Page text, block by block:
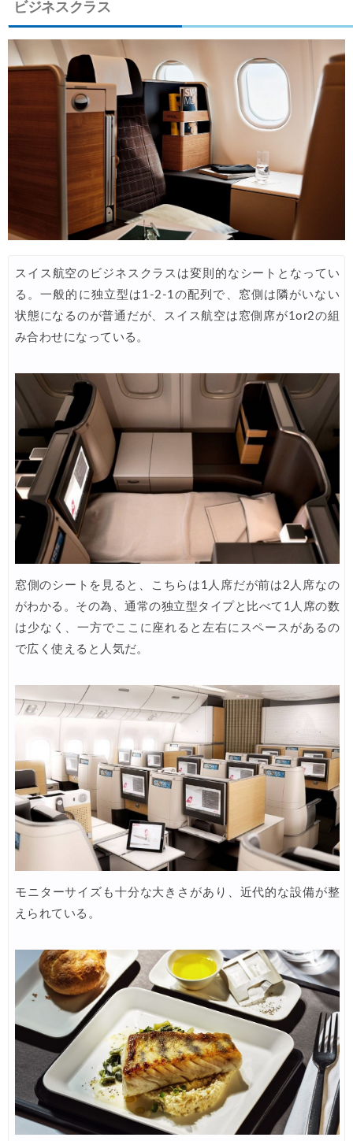
06/30 楽天トラベル) 海外ツアー(サマーSALE) 最大50,000円OFFクー
06/30 楽天トラベル) 海外ツアー 最大30,000円OFFクーポン
06/29 Trip.com) 海外航空券(香港) 最大5,000円OFFクーポン
Trip.com) 韓国旅 最大50%OFFセール
エアトリ) 海外航空券 最大3,000円OFFクーポン
HIS) 海外航空券 2,000円OFFクーポン
HIS) 海外航空券タイムセール
楽天トラベル) 海外ツアー 最大15,000円OFFクーポン
Trip.com) 海外航空券(アジア) 6,900円~
06/23 Trip.com) 航空券＋ホテル 最大5,000円OFFクーポン
06/23 Trip.com) 海外航空券 最大2,500円OFFクーポン
06/22 Trip.com) タイ旅 最大50%OFFセール
06/19 HIS) 海外旅行タイムセール(関西発)
HIS) 海外航空券 2,000円OFFクーポン
06/18 HIS) ドイツツアー(添乗員同行) 最大15,000円OFFクーポン
06/18 Expedia) 夏旅特大ホテル 最大40%OFFセール
06/17 JAL) 海外航空券+ホテル 最大40,000円OFFクーポン
06/16 楽天トラベル) 海外ツアー(スーパーセール) 最大50,000円OFFクー
06/15 Trip.com) ロサンゼルス旅行 最大50%OFFセール
楽天トラベル) 海外ツアー 最大30,000円OFFクーポン
06/15 Agoda) 夏旅行ホテル 最大20%OFFセール
06/12 Agoda) リゾートホテル 最大15%OFFセール
06/11 JTB) 海外ツアータイムセール
HIS) イギリスツアー(添乗員同行) 最大15,000円OFFクーポ
06/11 JAL) 海外航空券タイムセール
06/10 楽天トラベル) 海外ツアー 最大30,000円OFFクーポン
06/11 楽天トラベル) 海外ツアー(スーパーセール) 最大50,000円OFFクー
Expedia) ホテル(VISA所有者) 18%OFFクーポン
Expedia) 航空券+ホテル 4,500円OFFクーポン
06/06 HIS) 海外航空券 2,000円OFFクーポン
06/05 HIS) 海外航空券タイムセール
06/05 楽天トラベル) 海外ツアー 最大30,000円OFFクーポン
06/04 HIS) アジアビーチキャンペーン(関西発)
06/04 楽天トラベル) 海外ツアー(スーパーセール) 最大50,000円OFFクー
06/03 Trip.com) 航空券＋ホテル 最大5,000円OFFクーポン
06/02 Trip.com) ホテル 最大2,000円OFFクーポン
ビジネスクラス
スイス航空のビジネスクラスは変則的なシートとなってい
る。一般的に独立型は1-2-1の配列で、窓側は隣がいない
状態になるのが普通だが、スイス航空は窓側席が1or2の組
み合わせになっている。
窓側のシートを見ると、こちらは1人席だが前は2人席なの
がわかる。その為、通常の独立型タイプと比べて1人席の数
は少なく、一方でここに座れると左右にスペースがあるの
で広く使えると人気だ。
モニターサイズも十分な大きさがあり、近代的な設備が整
えられている。